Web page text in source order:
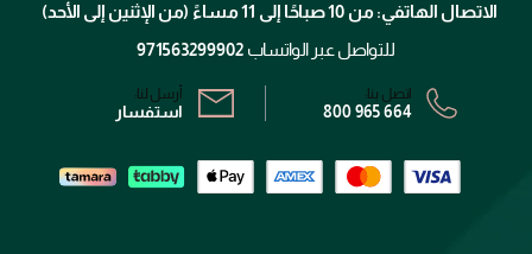
الشروط و الأحكام
سياسة الخصوصية
الاتصال الهاتفي: من 10 صباحًا إلى 11 مساءً (من الإثنين إلى الأحد)
للتواصل عبر الواتساب 971563299902
اتصل بنا:
800 965 664
أرسل لنا:
استفسار